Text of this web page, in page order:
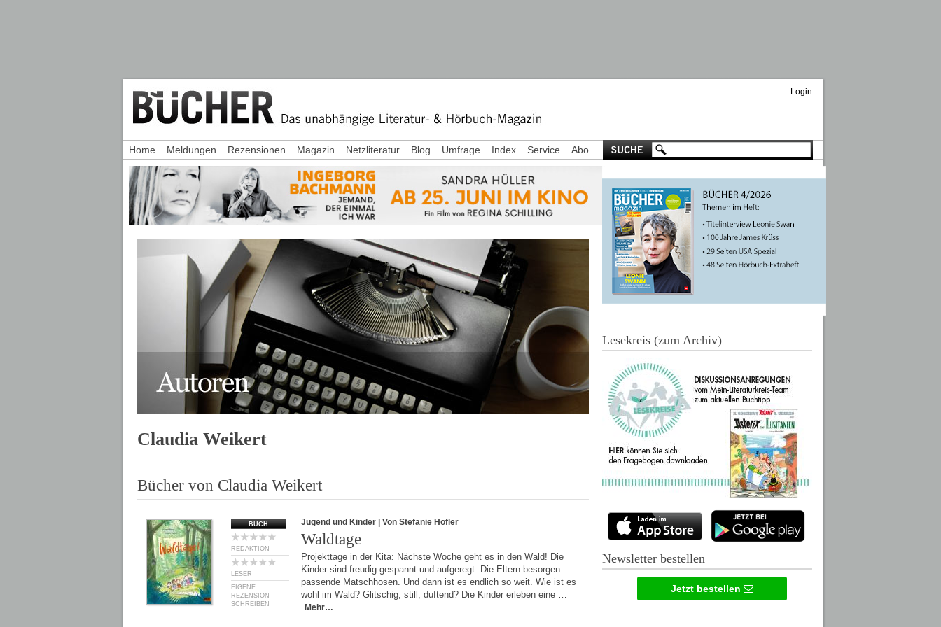
Login
Claudia Weikert
Bücher von Claudia Weikert
BUCH
REDAKTION
LESER
EIGENE
REZENSION
SCHREIBEN
Jugend und Kinder | Von Stefanie Höfler
Waldtage
Projekttage in der Kita: Nächste Woche geht es in den Wald! Die
Kinder sind freudig gespannt und aufgeregt. Die Eltern besorgen
passende Matschhosen. Und dann ist es endlich so weit. Wie ist es
wohl im Wald? Glitschig, still, duftend? Die Kinder erleben eine …
Mehr…
Home Meldungen Rezensionen Magazin Netzliteratur Blog Umfrage Index Service Abo
Lesekreis (zum Archiv)
Newsletter bestellen
Jetzt bestellen